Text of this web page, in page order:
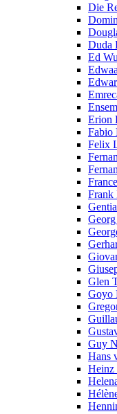
Die
Duda
Ed
Erion
Fabio
Felix
Frank
Glen
Goyo
Guy
Hans
Heinz